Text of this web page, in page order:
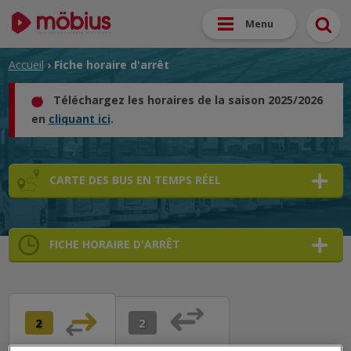
Menu
Accueil › Fiche horaire d'arrêt
Téléchargez les horaires de la saison 2025/2026
en cliquant ici.
CARTE DES BUS EN TEMPS RÉEL
FICHE HORAIRE D'ARRÊT
2 ➜
➜ 2 ➜
➜